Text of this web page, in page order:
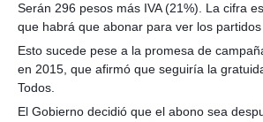
Serán 296 pesos más IVA (21%). La cifra
que habrá que abonar para ver los
Esto sucede pese a la promesa de
en 2015, que afirmó que seguiría la
Todos.
El Gobierno decidió que el abono sea